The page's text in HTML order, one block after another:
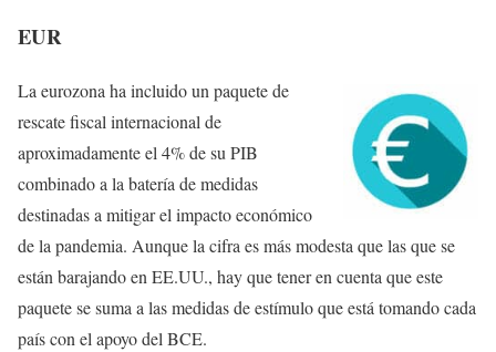
EUR
La eurozona ha incluido un paquete de
rescate fiscal internacional de
aproximadamente el 4% de su PIB
combinado a la batería de medidas
destinadas a mitigar el impacto económico
de la pandemia. Aunque la cifra es más modesta que las que se
están barajando en EE.UU., hay que tener en cuenta que este
paquete se suma a las medidas de estímulo que está tomando cada
país con el apoyo del BCE.